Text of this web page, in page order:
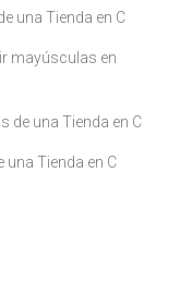
una Tienda en C
mayúsculas en
de una Tienda en C
una Tienda en C